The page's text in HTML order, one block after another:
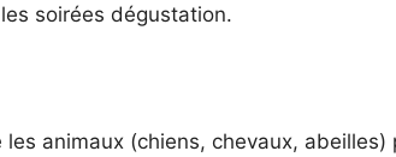
soirées dégustation.
les animaux (chiens, chevaux, abeilles)